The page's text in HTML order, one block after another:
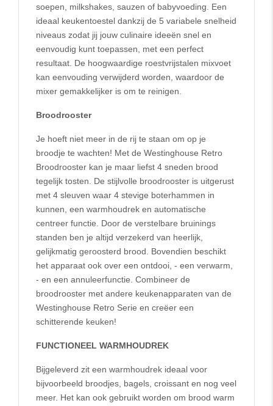
soepen, milkshakes, sauzen of babyvoeding. Een
ideaal keukentoestel dankzij de 5 variabele snelheid
niveaus zodat jij jouw culinaire ideeën snel en
eenvoudig kunt toepassen, met een perfect
resultaat. De hoogwaardige roestvrijstalen mixvoet
kan eenvouding verwijderd worden, waardoor de
mixer gemakkelijker is om te reinigen.
Broodrooster
Je hoeft niet meer in de rij te staan om op je
broodje te wachten! Met de Westinghouse Retro
Broodrooster kan je maar liefst 4 sneden brood
tegelijk tosten. De stijlvolle broodrooster is uitgerust
met 4 sleuven waar 4 stevige boterhammen in
kunnen, een warmhoudrek en automatische
centreer functie. Door de verstelbare bruinings
standen ben je altijd verzekerd van heerlijk,
gelijkmatig geroosterd brood. Bovendien beschikt
het apparaat ook over een ontdooi, - een verwarm,
- en een annuleerfunctie. Combineer de
broodrooster met andere keukenapparaten van de
Westinghouse Retro Serie en creëer een
schitterende keuken!
FUNCTIONEEL WARMHOUDREK
Bijgeleverd zit een warmhoudrek ideaal voor
bijvoorbeeld broodjes, bagels, croissant en nog veel
meer. Het kan ook gebruikt worden om brood warm